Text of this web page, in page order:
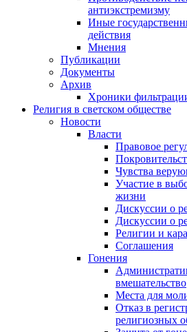
антиэкстремизму
Иные
действия
Мнения
Публикации
Документы
Архив
Хроники
Религия в светском обществе
Новости
Власти
Правовое
Чувства
Участие в
жизни
Дискуссии о
Дискуссии о
Религии и
Соглашения
Гонения
вмешательство
Места для
Отказ в
религиозных